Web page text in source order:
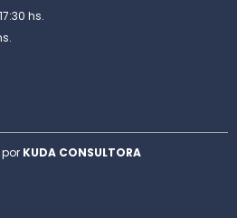
hs.
KUDA CONSULTORA